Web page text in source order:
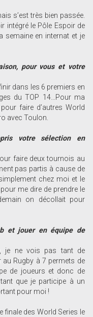
s’est très bien passée.
intégré le Pôle Espoir de
semaine en internat et je
pour vous et votre
dans les 6 premiers en
du TOP 14…Pour ma
faire d’autres World
avec Toulon.
votre sélection en
faire deux tournois au
pas partis à cause de
chez moi et le
me dire de prendre le
on décollait pour
et jouer en équipe de
je ne vois pas tant de
Rugby à 7 permets de
de joueurs et donc de
que je participe à un
pour moi !
finale des World Series le